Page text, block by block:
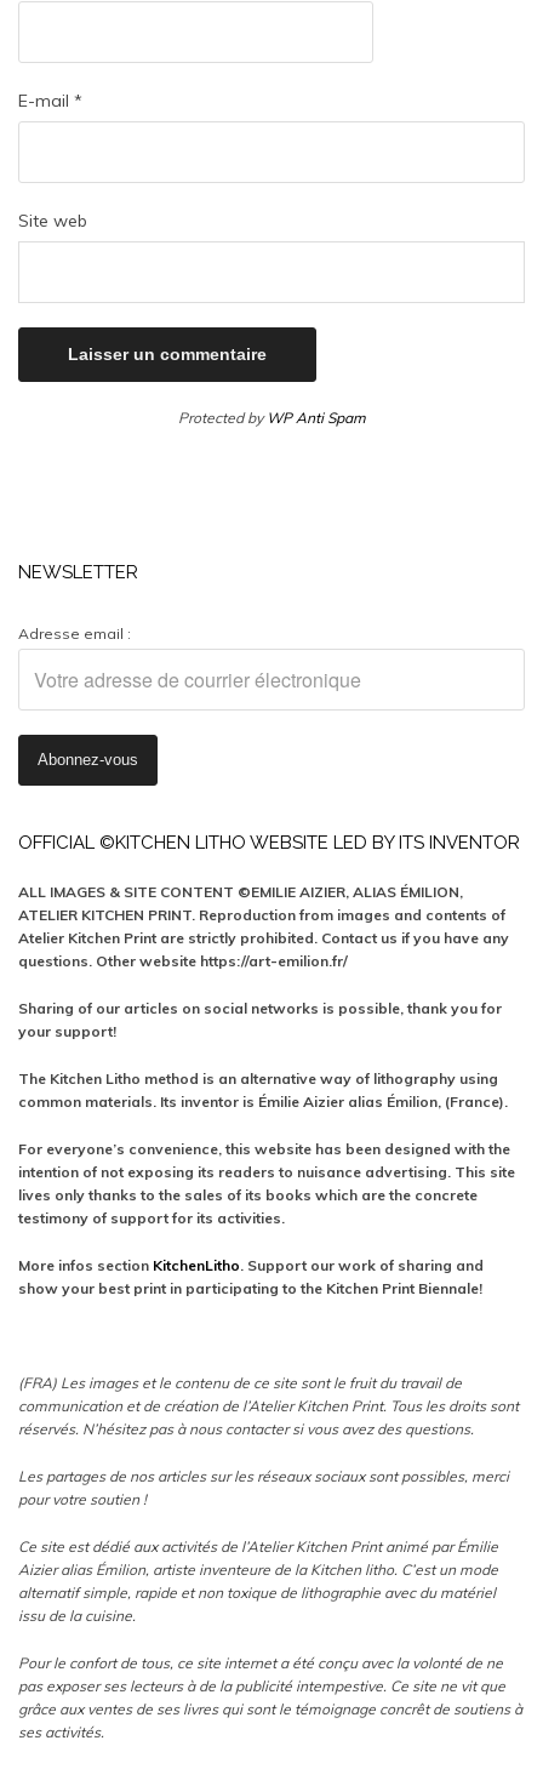
E-mail *
Site web
Protected by WP Anti Spam
NEWSLETTER
Adresse email :
OFFICIAL ©KITCHEN LITHO WEBSITE LED BY ITS INVENTOR
ALL IMAGES & SITE CONTENT ©EMILIE AIZIER, ALIAS ÉMILION,
ATELIER KITCHEN PRINT. Reproduction from images and contents of
Atelier Kitchen Print are strictly prohibited. Contact us if you have any
questions. Other website https://art-emilion.fr/
Sharing of our articles on social networks is possible, thank you for
your support!
The Kitchen Litho method is an alternative way of lithography using
common materials. Its inventor is Émilie Aizier alias Émilion, (France).
For everyone’s convenience, this website has been designed with the
intention of not exposing its readers to nuisance advertising. This site
lives only thanks to the sales of its books which are the concrete
testimony of support for its activities.
More infos section KitchenLitho. Support our work of sharing and
show your best print in participating to the Kitchen Print Biennale!
(FRA) Les images et le contenu de ce site sont le fruit du travail de
communication et de création de l’Atelier Kitchen Print. Tous les droits sont
réservés. N’hésitez pas à nous contacter si vous avez des questions.
Les partages de nos articles sur les réseaux sociaux sont possibles, merci
pour votre soutien !
Ce site est dédié aux activités de l’Atelier Kitchen Print animé par Émilie
Aizier alias Émilion, artiste inventeure de la Kitchen litho. C’est un mode
alternatif simple, rapide et non toxique de lithographie avec du matériel
issu de la cuisine.
Pour le confort de tous, ce site internet a été conçu avec la volonté de ne
pas exposer ses lecteurs à de la publicité intempestive. Ce site ne vit que
grâce aux ventes de ses livres qui sont le témoignage concrêt de soutiens à
ses activités.